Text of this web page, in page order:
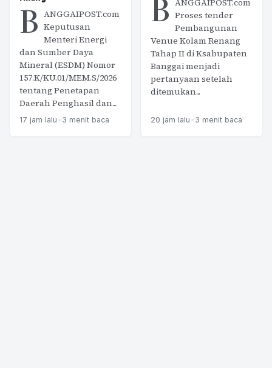
B ANGGAIPOST.com
Keputusan
Menteri Energi
dan Sumber Daya
Mineral (ESDM) Nomor
157.K/KU.01/MEM.S/2026
tentang Penetapan
Daerah Penghasil dan...
17 jam lalu • 3 menit baca
B ANGGAIPOST.com
Proses tender
Pembangunan
Venue Kolam Renang
Tahap II di Ksabupaten
Banggai menjadi
pertanyaan setelah
ditemukan...
20 jam lalu • 3 menit baca